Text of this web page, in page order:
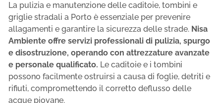
La pulizia e manutenzione delle caditoie, tombini e
griglie stradali a Porto è essenziale per prevenire
allagamenti e garantire la sicurezza delle strade. Nisa
Ambiente offre servizi professionali di pulizia, spurgo
e disostruzione, operando con attrezzature avanzate
e personale qualificato. Le caditoie e i tombini
possono facilmente ostruirsi a causa di foglie, detriti e
rifiuti, compromettendo il corretto deflusso delle
acque piovane.